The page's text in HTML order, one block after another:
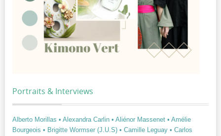
Portraits & Interviews
Alberto Morillas • Alexandra Carlin • Aliénor Massenet • Amélie
Bourgeois • Brigitte Wormser (J.U.S) • Camille Leguay • Carlos